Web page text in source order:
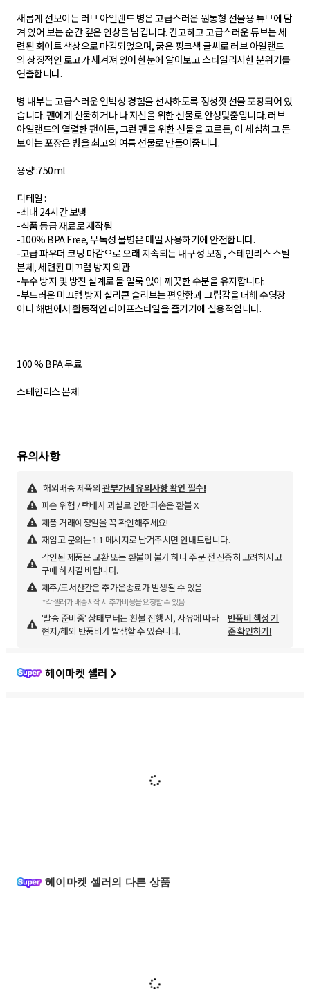
새롭게 선보이는 러브 아일랜드 병은 고급스러운 원통형 선물용 튜브에 담
겨 있어 보는 순간 깊은 인상을 남깁니다. 견고하고 고급스러운 튜브는 세
련된 화이트 색상으로 마감되었으며, 굵은 핑크색 글씨로 러브 아일랜드
의 상징적인 로고가 새겨져 있어 한눈에 알아보고 스타일리시한 분위기를
연출합니다.
병 내부는 고급스러운 언박싱 경험을 선사하도록 정성껏 선물 포장되어 있
습니다. 팬에게 선물하거나 나 자신을 위한 선물로 안성맞춤입니다. 러브
아일랜드의 열렬한 팬이든, 그런 팬을 위한 선물을 고르든, 이 세심하고 돋
보이는 포장은 병을 최고의 여름 선물로 만들어줍니다.
용량 :750ml
디테일 :
-최대 24시간 보냉
-식품 등급 재료로 제작됨
-100% BPA Free, 무독성 물병은 매일 사용하기에 안전합니다.
-고급 파우더 코팅 마감으로 오래 지속되는 내구성 보장, 스테인리스 스틸
본체, 세련된 미끄럼 방지 외관
-누수 방지 및 방진 설계로 물 얼룩 없이 깨끗한 수분을 유지합니다.
-부드러운 미끄럼 방지 실리콘 슬리브는 편안함과 그립감을 더해 수영장
이나 해변에서 활동적인 라이프스타일을 즐기기에 실용적입니다.
100 % BPA 무료
스테인리스 본체
유의사항
해외배송 제품의 관부가세 유의사항 확인 필수!
파손 위험 / 택배사 과실로 인한 파손은 환불 X
제품 거래예정일을 꼭 확인해주세요!
재입고 문의는 1:1 메시지로 남겨주시면 안내드립니다.
각인된 제품은 교환 또는 환불이 불가 하니 주문 전 신중히 고려하시고
구매 하시길 바랍니다.
제주/도서산간은 추가운송료가 발생될 수 있음
*각 셀러가 배송시작 시 추가비용을 요청할 수 있음
'발송 준비중' 상태부터는 환불 진행 시, 사유에 따라
현지/해외 반품비가 발생할 수 있습니다.
반품비 책정 기
준 확인하기!
헤이마켓 셀러
헤이마켓 셀러의 다른 상품